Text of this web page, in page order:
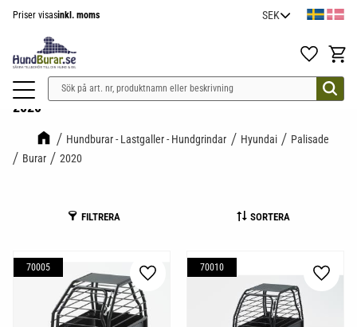
Priser visasinkl. moms
Favoriter
2020
Hundburar - Lastgaller - Hundgrindar Hyundai
Palisade
Burar
2020
FILTRERA SORTERA
70005
Lägg till i favoriter
70010
Lägg